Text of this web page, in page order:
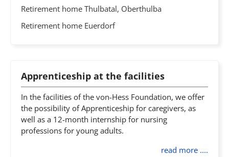
Retirement home Thulbatal, Oberthulba
Retirement home Euerdorf
Apprenticeship at the facilities
In the facilities of the von-Hess Foundation, we offer
the possibility of Apprenticeship for caregivers, as
well as a 12-month internship for nursing
professions for young adults.
read more ....